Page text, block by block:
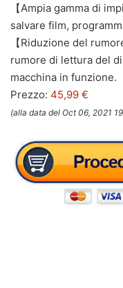
【Ampia gamma di
salvare film,
【Riduzione del
rumore di lettura del
macchina in funzione.
Prezzo: 45,99 €
(alla data del Oct 06, 2021